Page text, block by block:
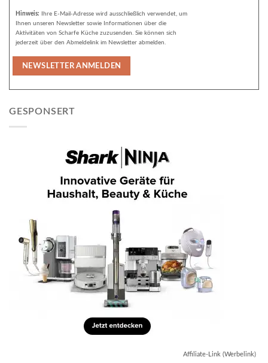
Hinweis: Ihre E-Mail-Adresse wird ausschließlich verwendet, um
Ihnen unseren Newsletter sowie Informationen über die
Aktivitäten von Scharfe Küche zuzusenden. Sie können sich
jederzeit über den Abmeldelink im Newsletter abmelden.
GESPONSERT
Affiliate-Link (Werbelink)